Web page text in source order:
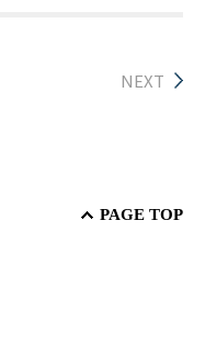
NEXT
PAGE TOP